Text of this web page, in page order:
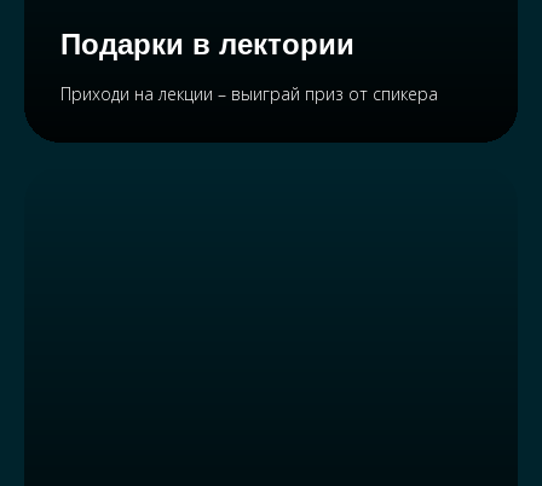
Подарки в лектории
Приходи на лекции – выиграй приз от спикера